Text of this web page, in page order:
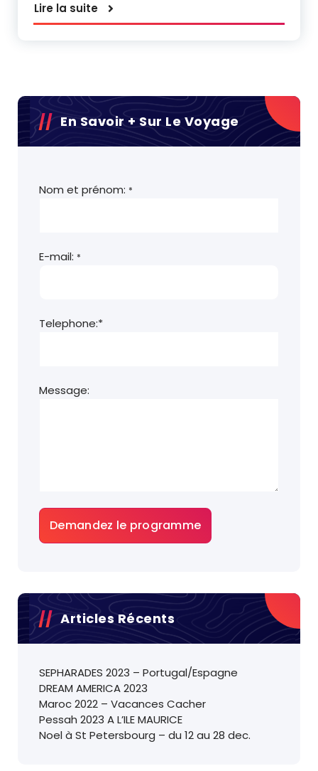
Lire la suite
En Savoir + Sur Le Voyage
Nom et prénom: *
E-mail: *
Telephone:*
Message:
Articles Récents
SEPHARADES 2023 – Portugal/Espagne
DREAM AMERICA 2023
Maroc 2022 – Vacances Cacher
Pessah 2023 A L’ILE MAURICE
Noel à St Petersbourg – du 12 au 28 dec.